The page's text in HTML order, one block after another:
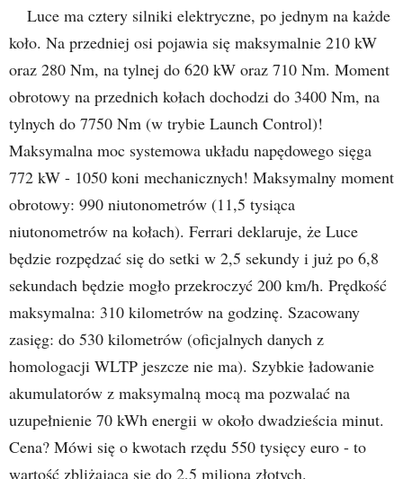
Luce ma cztery silniki elektryczne, po jednym na każde
koło. Na przedniej osi pojawia się maksymalnie 210 kW
oraz 280 Nm, na tylnej do 620 kW oraz 710 Nm. Moment
obrotowy na przednich kołach dochodzi do 3400 Nm, na
tylnych do 7750 Nm (w trybie Launch Control)!
Maksymalna moc systemowa układu napędowego sięga
772 kW - 1050 koni mechanicznych! Maksymalny moment
obrotowy: 990 niutonometrów (11,5 tysiąca
niutonometrów na kołach). Ferrari deklaruje, że Luce
będzie rozpędzać się do setki w 2,5 sekundy i już po 6,8
sekundach będzie mogło przekroczyć 200 km/h. Prędkość
maksymalna: 310 kilometrów na godzinę. Szacowany
zasięg: do 530 kilometrów (oficjalnych danych z
homologacji WLTP jeszcze nie ma). Szybkie ładowanie
akumulatorów z maksymalną mocą ma pozwalać na
uzupełnienie 70 kWh energii w około dwadzieścia minut.
Cena? Mówi się o kwotach rzędu 550 tysięcy euro - to
wartość zbliżająca się do 2,5 miliona złotych.